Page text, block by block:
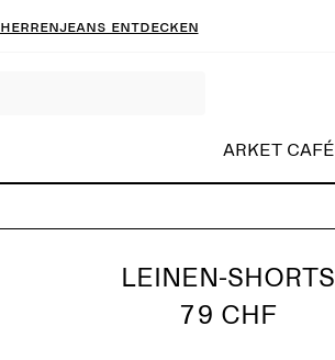
Herrenjeans entdecken
ARKET CAFÉ
LEINEN-SHORTS
79 CHF